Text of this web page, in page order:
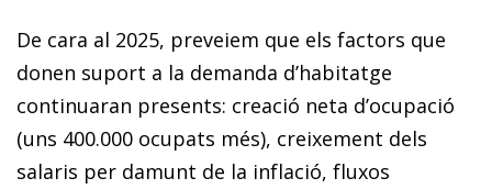
De cara al 2025, preveiem que els factors que
donen suport a la demanda d’habitatge
continuaran presents: creació neta d’ocupació
(uns 400.000 ocupats més), creixement dels
salaris per damunt de la inflació, fluxos